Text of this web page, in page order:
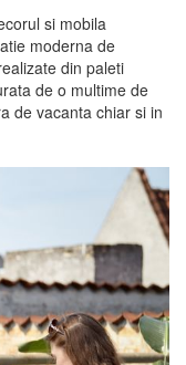
si mobila
moderna de
din paleti
de o multime de
de vacanta chiar si in